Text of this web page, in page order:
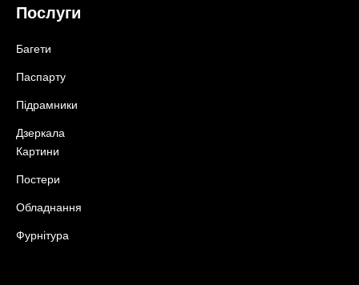
Послуги
Багети
Паспарту
Підрамники
Дзеркала
Картини
Постери
Обладнання
Фурнітура